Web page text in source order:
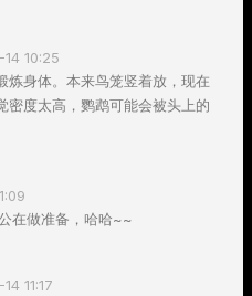
10:25
炼身体。本来鸟笼竖着放，现在
密度太高，鹦鹉可能会被头上的
在做准备，哈哈~~
11:17